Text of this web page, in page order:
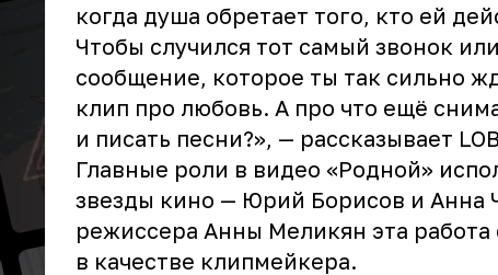
когда душа обретает того, кто ей
Чтобы случился тот самый звонок
сообщение, которое ты так сильно
клип про любовь. А про что ещё
и писать песни?», — рассказывает
Главные роли в видео «Родной»
звезды кино — Юрий Борисов и Анна
режиссера Анны Меликян эта работа
в качестве клипмейкера.